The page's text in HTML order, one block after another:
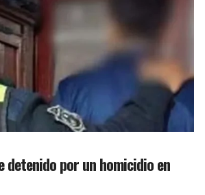
detenido por un homicidio en